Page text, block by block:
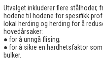
Utvalget inkluderer flere stålhoder,
hodene til hodene for spesifikk
lokal herding og herding for å
hovedårsaker:
● for å unngå flising;
● for å sikre en hardhetsfaktor
bulker.